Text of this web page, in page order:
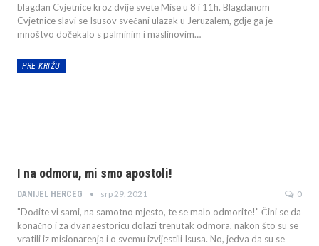
blagdan Cvjetnice kroz dvije svete Mise u 8 i 11h. Blagdanom
Cvjetnice slavi se Isusov svečani ulazak u Jeruzalem, gdje ga je
mnoštvo dočekalo s palminim i maslinovim…
PRE KRIŽU
I na odmoru, mi smo apostoli!
DANIJEL HERCEG srp 29, 2021 0
"Dođite vi sami, na samotno mjesto, te se malo odmorite!" Čini se da
konačno i za dvanaestoricu dolazi trenutak odmora, nakon što su se
vratili iz misionarenja i o svemu izvijestili Isusa. No, jedva da su se